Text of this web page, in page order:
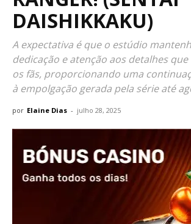
DAISHIKKAKU)
A expectativa é que o estúdio
dedicação e atenção aos detalhes
os fãs, proporcionando uma
à empolgação gerada pela série até
por Elaine Dias - julho 28, 2025